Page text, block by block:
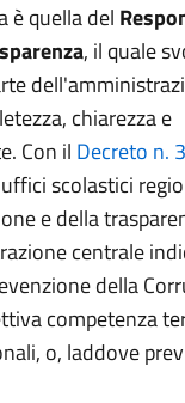
è quella del
, il quale
chiarezza e
Con il Decreto n.
scolastici
e della
centrale
della
competenza
o, laddove